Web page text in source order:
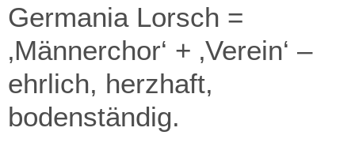
Germania Lorsch =
‚Männerchor‘ + ‚Verein‘ –
ehrlich, herzhaft,
bodenständig.